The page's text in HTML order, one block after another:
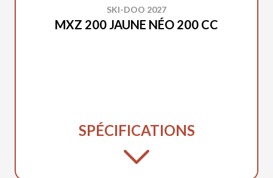
SKI-DOO 2027
MXZ 200 JAUNE NÉO 200 CC
SPÉCIFICATIONS